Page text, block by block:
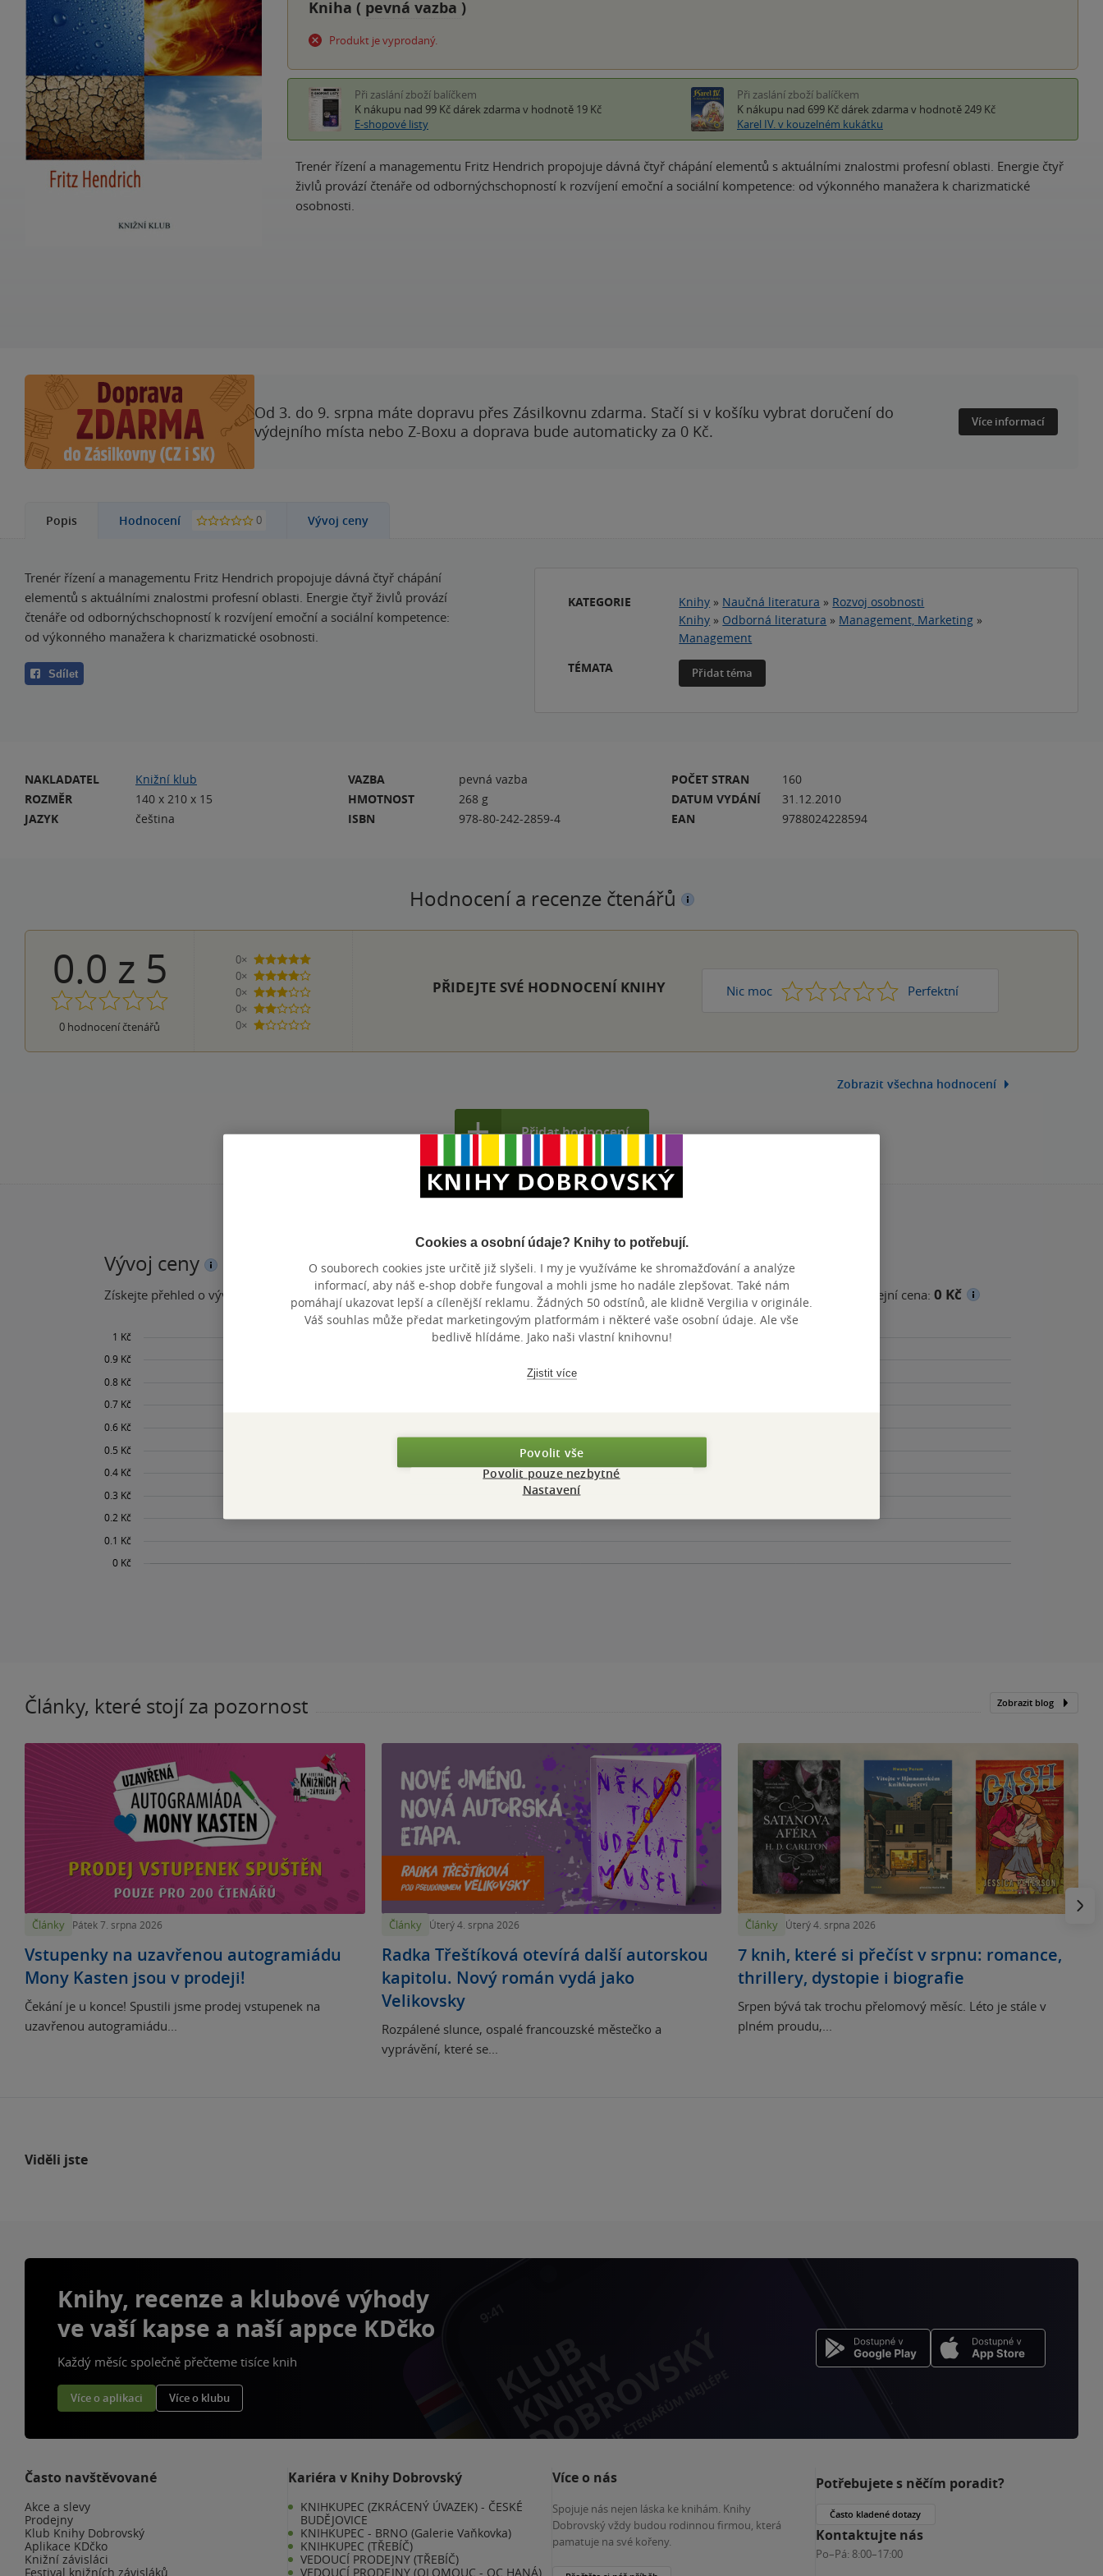
Kniha ( pevná vazba )
Produkt je vyprodaný.
Při zaslání zboží balíčkem
K nákupu nad 99 Kč dárek zdarma v hodnotě 19 Kč
E-shopové listy
Při zaslání zboží balíčkem
K nákupu nad 699 Kč dárek zdarma v hodnotě 249 Kč
Karel IV. v kouzelném kukátku
Trenér řízení a managementu Fritz Hendrich propojuje dávná čtyř chápání elementů s aktuálními znalostmi profesní oblasti. Energie čtyř
živlů provází čtenáře od odbornýchschopností k rozvíjení emoční a sociální kompetence: od výkonného manažera k charizmatické
osobnosti.
Od 3. do 9. srpna máte dopravu přes Zásilkovnu zdarma. Stačí si v košíku vybrat doručení do
výdejního místa nebo Z-Boxu a doprava bude automaticky za 0 Kč.
Více informací
Popis Hodnocení 0 Vývoj ceny
Trenér řízení a managementu Fritz Hendrich propojuje dávná čtyř chápání
elementů s aktuálními znalostmi profesní oblasti. Energie čtyř živlů provází
čtenáře od odbornýchschopností k rozvíjení emoční a sociální kompetence:
od výkonného manažera k charizmatické osobnosti.
Sdílet
KATEGORIE Knihy » Naučná literatura » Rozvoj osobnosti
Knihy » Odborná literatura » Management, Marketing »
Management
TÉMATA
Přidat téma
NAKLADATEL
Knižní klub
ROZMĚR
140 x 210 x 15
JAZYK
čeština
VAZBA
pevná vazba
HMOTNOST
268 g
ISBN
978-80-242-2859-4
POČET STRAN
160
DATUM VYDÁNÍ
31.12.2010
EAN
9788024228594
Hodnocení a recenze čtenářů
0.0 z 5
0 hodnocení čtenářů
0×
5 hvězdiček
0×
4 hvězdičky
0×
3 hvězdičky
0×
2 hvězdičky
0×
1 hvezdička
PŘIDEJTE SVÉ HODNOCENÍ KNIHY Nic moc 1 2 3 4 Perfektní
5
Zobrazit všechna hodnocení
Přidat hodnocení
Vývoj ceny
Získejte přehled o vývoji ceny za posledních 60 dní. Maloobchodní cena Minimální prodejní cena: 0 Kč
Články, které stojí za pozornost Zobrazit blog
Články Pátek 7. srpna 2026
Vstupenky na uzavřenou autogramiádu
Mony Kasten jsou v prodeji!
Čekání je u konce! Spustili jsme prodej vstupenek na
uzavřenou autogramiádu...
Články Úterý 4. srpna 2026
Radka Třeštíková otevírá další autorskou
kapitolu. Nový román vydá jako
Velikovsky
Rozpálené slunce, ospalé francouzské městečko a
vyprávění, které se...
Články Úterý 4. srpna 2026
7 knih, které si přečíst v srpnu: romance,
thrillery, dystopie i biografie
Srpen bývá tak trochu přelomový měsíc. Léto je stále v
plném proudu,...
Viděli jste
Knihy, recenze a klubové výhody
ve vaší kapse a naší appce KDčko
Každý měsíc společně přečteme tisíce knih
Více o aplikaci Více o klubu
Často navštěvované
Akce a slevy
Prodejny
Klub Knihy Dobrovský
Aplikace KDčko
Knižní závisláci
Festival knižních závisláků
Kariéra v Knihy Dobrovský
KNIHKUPEC (ZKRÁCENÝ ÚVAZEK) - ČESKÉ
BUDĚJOVICE
KNIHKUPEC - BRNO (Galerie Vaňkovka)
KNIHKUPEC (TŘEBÍČ)
VEDOUCÍ PRODEJNY (TŘEBÍČ)
VEDOUCÍ PRODEJNY (OLOMOUC - OC HANÁ)
Více o nás
Spojuje nás nejen láska ke knihám. Knihy
Dobrovský vždy budou rodinnou firmou, která
pamatuje na své kořeny.
Potřebujete s něčím poradit?
Často kladené dotazy
Kontaktujte nás
Po–Pá: 8:00–17:00
Cookies a osobní údaje? Knihy to potřebují.
O souborech cookies jste určitě již slyšeli. I my je využíváme ke shromažďování a analýze
informací, aby náš e-shop dobře fungoval a mohli jsme ho nadále zlepšovat. Také nám
pomáhají ukazovat lepší a cílenější reklamu. Žádných 50 odstínů, ale klidně Vergilia v originále.
Váš souhlas může předat marketingovým platformám i některé vaše osobní údaje. Ale vše
bedlivě hlídáme. Jako naši vlastní knihovnu!
Zjistit více
Povolit vše
Povolit pouze nezbytné
Nastavení